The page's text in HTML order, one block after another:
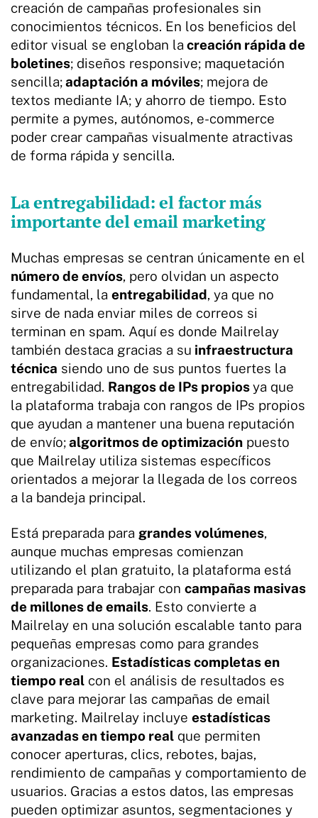
creación de campañas profesionales sin
conocimientos técnicos. En los beneficios del
editor visual se engloban la creación rápida de
boletines; diseños responsive; maquetación
sencilla;adaptación a móviles; mejora de
textos mediante IA; y ahorro de tiempo. Esto
permite a pymes, autónomos, e-commerce
poder crear campañas visualmente atractivas
de forma rápida y sencilla.
La entregabilidad: el factor más
importante del email marketing
Muchas empresas se centran únicamente en el
número de envíos, pero olvidan un aspecto
fundamental, la entregabilidad, ya que no
sirve de nada enviar miles de correos si
terminan en spam. Aquí es donde Mailrelay
también destaca gracias a su infraestructura
técnica siendo uno de sus puntos fuertes la
entregabilidad. Rangos de IPs propiosya que
la plataforma trabaja con rangos de IPs propios
que ayudan a mantener una buena reputación
de envío;algoritmos de optimización puesto
que Mailrelay utiliza sistemas específicos
orientados a mejorar la llegada de los correos
a la bandeja principal.
Está preparada para grandes volúmenes,
aunque muchas empresas comienzan
utilizando el plan gratuito, la plataforma está
preparada para trabajar con campañas masivas
de millones de emails. Esto convierte a
Mailrelay en una solución escalable tanto para
pequeñas empresas como para grandes
organizaciones. Estadísticas completas en
tiempo real con el análisis de resultados es
clave para mejorar las campañas de email
marketing. Mailrelay incluye estadísticas
avanzadas en tiempo real que permiten
conocer aperturas, clics, rebotes, bajas,
rendimiento de campañas y comportamiento de
usuarios. Gracias a estos datos, las empresas
pueden optimizar asuntos, segmentaciones y